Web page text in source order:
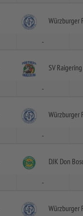
Würzburger
-
SV Raigering
-
Würzburger
-
DJK Don
-
Würzburger